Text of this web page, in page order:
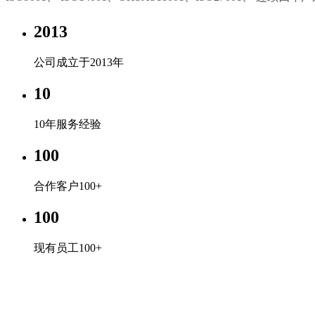
2013
公司成立于2013年
10
10年服务经验
100
合作客户100+
100
现有员工100+